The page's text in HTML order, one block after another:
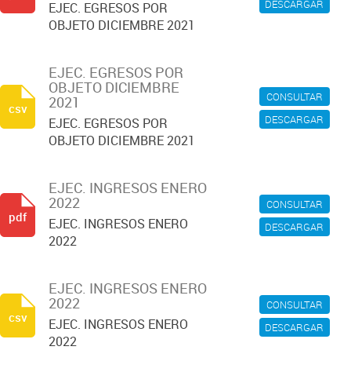
DESCARGAR
EJEC. EGRESOS POR
OBJETO DICIEMBRE 2021
CONSULTAR
DESCARGAR
EJEC. EGRESOS POR
OBJETO DICIEMBRE
2021
EJEC. EGRESOS POR
OBJETO DICIEMBRE 2021
csv
CONSULTAR
DESCARGAR
EJEC. INGRESOS ENERO
2022
EJEC. INGRESOS ENERO
2022
pdf
CONSULTAR
DESCARGAR
EJEC. INGRESOS ENERO
2022
EJEC. INGRESOS ENERO
2022
csv